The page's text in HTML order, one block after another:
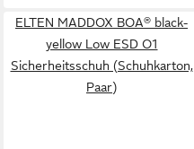
ELTEN MADDOX BOA® black-
yellow Low ESD O1
Sicherheitsschuh (Schuhkarton,
Paar)